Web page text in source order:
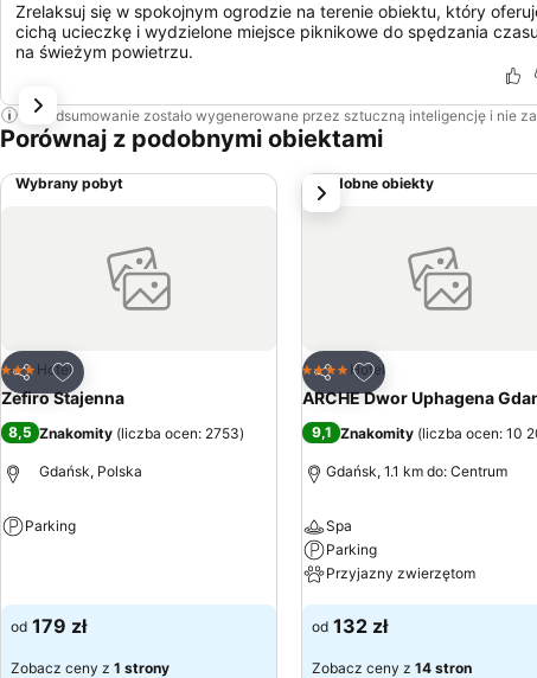
Zrelaksuj się w spokojnym ogrodzie na terenie obiektu, który
cichą ucieczkę i wydzielone miejsce piknikowe do spędzania czasu
na świeżym powietrzu.
To podsumowanie zostało wygenerowane przez sztuczną inteligencję i nie
Porównaj z podobnymi obiektami
Wybrany pobyt
Udostępnij
Dodaj do ulubionych
3 Kategoria
Hotel
Zefiro Stajenna
8,5 Znakomity (liczba ocen: 2753)
Gdańsk, Polska
Parking
od 179 zł
Zobacz ceny z 1 strony
Podobne obiekty
Udostępnij
Dodaj do ulubionych
4 Kategoria
Hotel
ARCHE Dwor Uphagena
9,1 Znakomity (liczba ocen: 10
Gdańsk, 1.1 km do: Centrum
Spa
Parking
Przyjazny zwierzętom
Wyświetl ceny
od 132 zł
Zobacz ceny z 14 stron
Następny